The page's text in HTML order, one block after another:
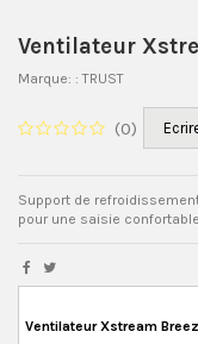
Ventilateur
Marque: : TRUST
(0)
Support de
pour une saisie
Ventilateur Xstream